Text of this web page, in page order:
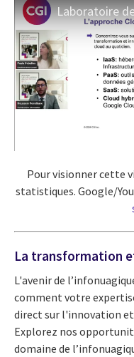
Pour visionner cette
statistiques. Google/
La transformation
L'avenir de
comment votre
direct sur l'innovation
Explorez nos
domaine de